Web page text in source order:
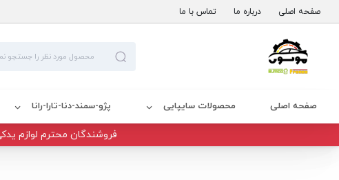
صفحه اصلی درباره ما تماس با ما
صفحه اصلی محصولات سایپایی پژو-سمند-دنا-تارا-رانا
فروشندگان محترم لوازم